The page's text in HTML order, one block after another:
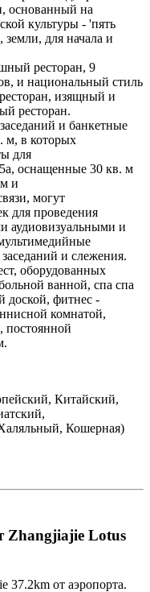
основанный на
культуры - 'пять
земли, для начала и
ресторан, 9
и национальный стиль
изящный и
ресторан.
и банкетные
м, в которых
для
оснащенные 30 кв. м
и
могут
для проведения
аудиовизуальными и
и слежения.
оборудованных
ванной, спа спа
доской, фитнес -
комнатой,
постоянной
Китайский,
Кошерная)
Zhangjiajie Lotus
37.2km от аэропорта.